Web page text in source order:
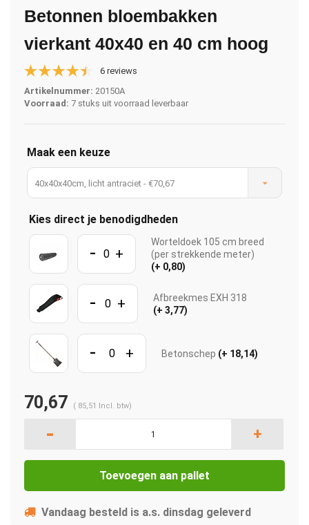
Betonnen bloembakken
vierkant 40x40 en 40 cm hoog
6 reviews
Artikelnummer: 20150A
Voorraad: 7 stuks uit voorraad leverbaar
Maak een keuze
40x40x40cm, licht antraciet - €70,67
Kies direct je benodigdheden
- +
Worteldoek 105 cm breed
(per strekkende meter)
(+ 0,80)
- +
Afbreekmes EXH 318
(+ 3,77)
- + Betonschep (+ 18,14)
70,67 ( 85,51 Incl. btw)
- +
Toevoegen aan pallet
Vandaag besteld is a.s. dinsdag geleverd